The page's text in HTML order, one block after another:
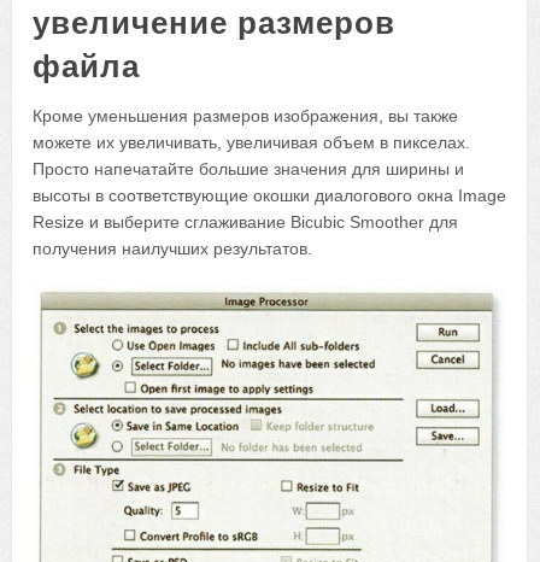
увеличение размеров
файла
Кроме уменьшения размеров изображения, вы также
можете их увеличивать, увеличивая объем в пикселах.
Просто напечатайте большие значения для ширины и
высоты в соответствующие окошки диалогового окна Image
Resize и выберите сглаживание Bicubic Smoother для
получения наилучших результатов.